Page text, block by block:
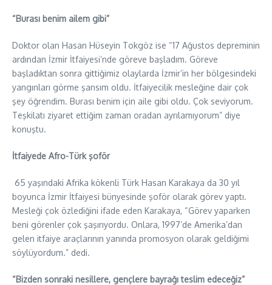
“Burası benim ailem gibi”
Doktor olan Hasan Hüseyin Tokgöz ise “17 Ağustos depreminin
ardından İzmir İtfaiyesi’nde göreve başladım. Göreve
başladıktan sonra gittiğimiz olaylarda İzmir’in her bölgesindeki
yangınları görme şansım oldu. İtfaiyecilik mesleğine dair çok
şey öğrendim. Burası benim için aile gibi oldu. Çok seviyorum.
Teşkilatı ziyaret ettiğim zaman oradan ayrılamıyorum” diye
konuştu.
İtfaiyede Afro-Türk şoför
65 yaşındaki Afrika kökenli Türk Hasan Karakaya da 30 yıl
boyunca İzmir İtfaiyesi bünyesinde şoför olarak görev yaptı.
Mesleği çok özlediğini ifade eden Karakaya, “Görev yaparken
beni görenler çok şaşırıyordu. Onlara, 1997’de Amerika’dan
gelen itfaiye araçlarının yanında promosyon olarak geldiğimi
söylüyordum.” dedi.
“Bizden sonraki nesillere, gençlere bayrağı teslim edeceğiz”